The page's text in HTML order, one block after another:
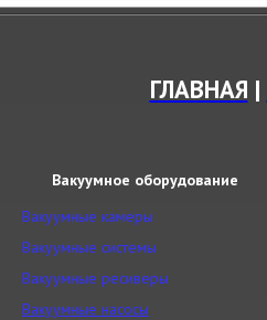
ГЛАВНАЯ |
Вакуумное оборудование
Вакуумные камеры
Вакуумные системы
Вакуумные ресиверы
Вакуумные насосы